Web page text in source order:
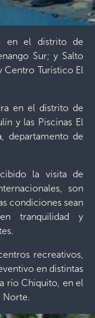
en el distrito de
Sur; y Salto
Centro Turístico El
en el distrito de
y las Piscinas El
departamento de
la visita de
son
condiciones sean
tranquilidad y
recreativos,
en distintas
río Chiquito, en el
Norte.